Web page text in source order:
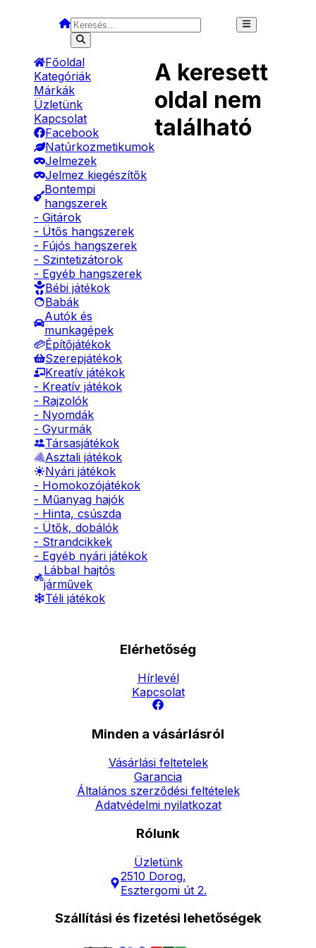
Főoldal
Kategóriák
Márkák
Üzletünk
Kapcsolat
Facebook
Natúrkozmetikumok
Jelmezek
Jelmez kiegészítők
Bontempi
hangszerek
- Gitárok
- Ütős hangszerek
- Fújós hangszerek
- Szintetizátorok
- Egyéb hangszerek
Bébi játékok
Babák
Autók és
munkagépek
Építőjátékok
Szerepjátékok
Kreatív játékok
- Kreatív játékok
- Rajzolók
- Nyomdák
- Gyurmák
Társasjátékok
Asztali játékok
Nyári játékok
- Homokozójátékok
- Műanyag hajók
- Hinta, csúszda
- Ütők, dobálók
- Strandcikkek
- Egyéb nyári játékok
Lábbal hajtós
járművek
Téli játékok
A keresett
oldal nem
található
Elérhetőség
Hírlevél
Kapcsolat
Minden a vásárlásról
Vásárlási feltetelek
Garancia
Általános szerződési feltételek
Adatvédelmi nyilatkozat
Rólunk
Üzletünk
2510 Dorog,
Esztergomi út 2.
Szállítási és fizetési lehetőségek